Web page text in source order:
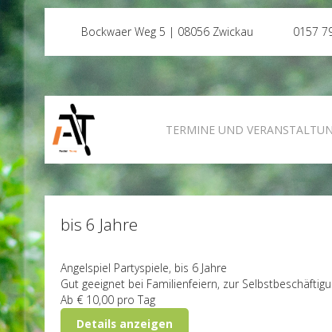
Bockwaer Weg 5 | 08056 Zwickau 0157
TERMINE UND
bis 6 Jahre
Angelspiel Partyspiele, bis 6 Jahre
Gut geeignet bei Familienfeiern, zur
Ab € 10,00 pro Tag
Details anzeigen